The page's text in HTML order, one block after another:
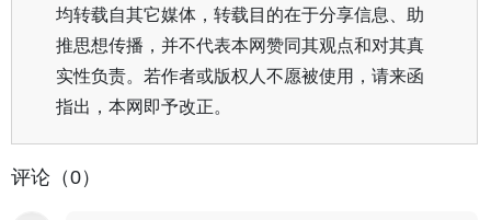
均转载自其它媒体，转载目的在于分享信息、助
推思想传播，并不代表本网赞同其观点和对其真
实性负责。若作者或版权人不愿被使用，请来函
指出，本网即予改正。
评论（0）